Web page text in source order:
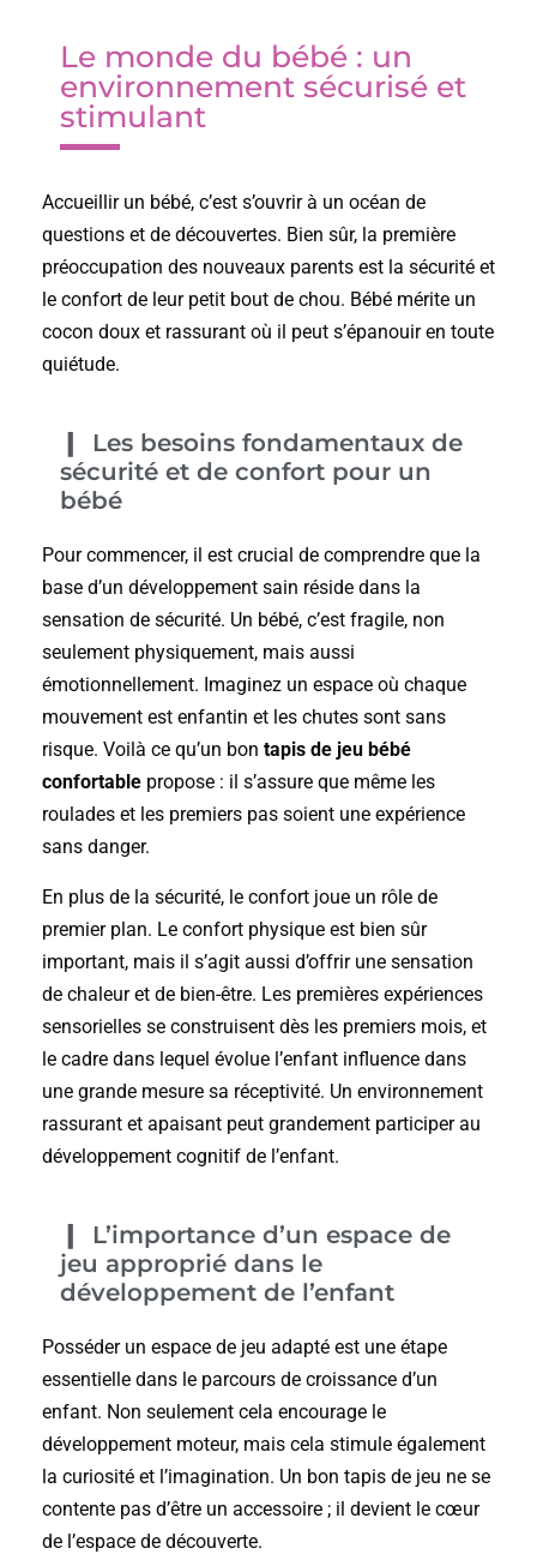
Le monde du bébé : un
environnement sécurisé et
stimulant
Accueillir un bébé, c’est s’ouvrir à un océan de
questions et de découvertes. Bien sûr, la première
préoccupation des nouveaux parents est la sécurité et
le confort de leur petit bout de chou. Bébé mérite un
cocon doux et rassurant où il peut s’épanouir en toute
quiétude.
Les besoins fondamentaux de
sécurité et de confort pour un
bébé
Pour commencer, il est crucial de comprendre que la
base d’un développement sain réside dans la
sensation de sécurité. Un bébé, c’est fragile, non
seulement physiquement, mais aussi
émotionnellement. Imaginez un espace où chaque
mouvement est enfantin et les chutes sont sans
risque. Voilà ce qu’un bon tapis de jeu bébé
confortable propose : il s’assure que même les
roulades et les premiers pas soient une expérience
sans danger.
En plus de la sécurité, le confort joue un rôle de
premier plan. Le confort physique est bien sûr
important, mais il s’agit aussi d’offrir une sensation
de chaleur et de bien-être. Les premières expériences
sensorielles se construisent dès les premiers mois, et
le cadre dans lequel évolue l’enfant influence dans
une grande mesure sa réceptivité. Un environnement
rassurant et apaisant peut grandement participer au
développement cognitif de l’enfant.
L’importance d’un espace de
jeu approprié dans le
développement de l’enfant
Posséder un espace de jeu adapté est une étape
essentielle dans le parcours de croissance d’un
enfant. Non seulement cela encourage le
développement moteur, mais cela stimule également
la curiosité et l’imagination. Un bon tapis de jeu ne se
contente pas d’être un accessoire ; il devient le cœur
de l’espace de découverte.